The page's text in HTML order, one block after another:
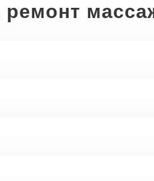
ремонт